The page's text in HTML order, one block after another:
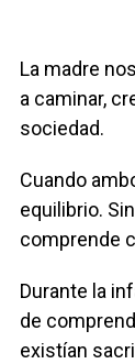
La madre
a caminar,
sociedad.
Cuando
equilibrio.
comprende
Durante la
de
existían